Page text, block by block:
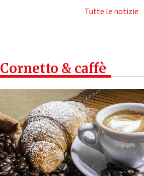
Tutte le notizie
Cornetto & caffè